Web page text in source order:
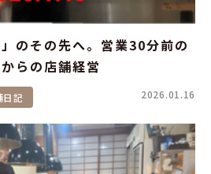
のその先へ。営業30分前の
らの店舗経営
記 2026.01.16